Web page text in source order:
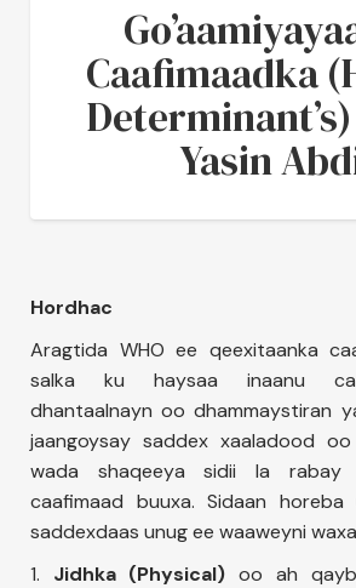
Caafimaadka
Yasin
Hordhac
Aragtida WHO ee qeexitaanka
salka ku haysaa inaanu
dhantaalnayn oo dhammaystiran
jaangoysay saddex xaaladood
wada shaqeeya sidii la rabay
caafimaad buuxa. Sidaan
saddexdaas unug ee waaweyni
1. Jidhka (Physical) oo ah